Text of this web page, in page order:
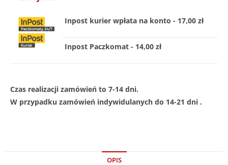
Inpost kurier wpłata na konto - 17,00 zł
Inpost Paczkomat - 14,00 zł
Czas realizacji zamówień to 7-14 dni.
W przypadku zamówień indywidulanych do 14-21 dni .
OPIS